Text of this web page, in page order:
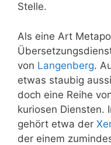
Stelle.
Als eine Art
von Langenberg.
etwas staubig
doch eine Reihe
kuriosen Diensten.
gehört etwa der
der einem